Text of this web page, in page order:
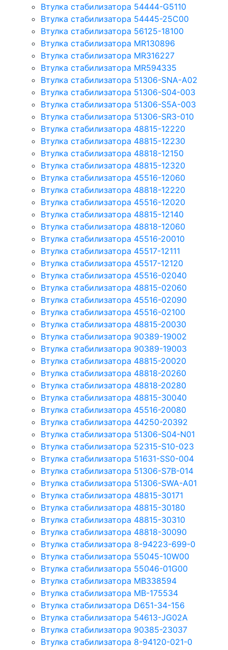
Втулка стабилизатора 54444-G5110
Втулка стабилизатора 54445-25C00
Втулка стабилизатора 56125-18100
Втулка стабилизатора MR130896
Втулка стабилизатора MR316227
Втулка стабилизатора MR594335
Втулка стабилизатора 51306-SNA-A02
Втулка стабилизатора 51306-S04-003
Втулка стабилизатора 51306-S5A-003
Втулка стабилизатора 51306-SR3-010
Втулка стабилизатора 48815-12220
Втулка стабилизатора 48815-12230
Втулка стабилизатора 48818-12150
Втулка стабилизатора 48815-12320
Втулка стабилизатора 45516-12060
Втулка стабилизатора 48818-12220
Втулка стабилизатора 45516-12020
Втулка стабилизатора 48815-12140
Втулка стабилизатора 48818-12060
Втулка стабилизатора 45516-20010
Втулка стабилизатора 45517-12111
Втулка стабилизатора 45517-12120
Втулка стабилизатора 45516-02040
Втулка стабилизатора 48815-02060
Втулка стабилизатора 45516-02090
Втулка стабилизатора 45516-02100
Втулка стабилизатора 48815-20030
Втулка стабилизатора 90389-19002
Втулка стабилизатора 90389-19003
Втулка стабилизатора 48815-20020
Втулка стабилизатора 48818-20260
Втулка стабилизатора 48818-20280
Втулка стабилизатора 48815-30040
Втулка стабилизатора 45516-20080
Втулка стабилизатора 44250-20392
Втулка стабилизатора 51306-S04-N01
Втулка стабилизатора 52315-S10-023
Втулка стабилизатора 51631-SS0-004
Втулка стабилизатора 51306-S7B-014
Втулка стабилизатора 51306-SWA-A01
Втулка стабилизатора 48815-30171
Втулка стабилизатора 48815-30180
Втулка стабилизатора 48815-30310
Втулка стабилизатора 48818-30090
Втулка стабилизатора 8-94223-699-0
Втулка стабилизатора 55045-10W00
Втулка стабилизатора 55046-01G00
Втулка стабилизатора MB338594
Втулка стабилизатора MB-175534
Втулка стабилизатора D651-34-156
Втулка стабилизатора 54613-JG02A
Втулка стабилизатора 90385-23037
Втулка стабилизатора 8-94120-021-0